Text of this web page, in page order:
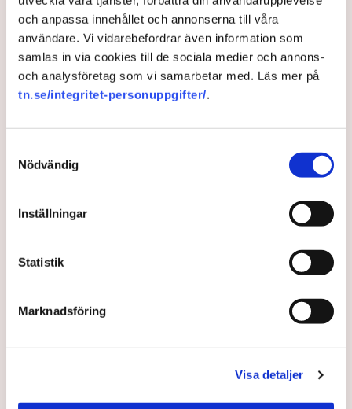
och anpassa innehållet och annonserna till våra
användare. Vi vidarebefordrar även information som
samlas in via cookies till de sociala medier och annons-
och analysföretag som vi samarbetar med. Läs mer på
tn.se/integritet-personuppgifter/.
Nödvändig
Inställningar
Statistik
Marknadsföring
Visa detaljer
Så kan droganvändningen på
arbetsplatserna stoppas – ”Är
så viktigt”
Narkotikaanvändandet ökar kraftigt i både statlig och
privat sektor, och arbetsgivare saknar effektiva
söker jobb. Nu kräver Svenskt Näringsliv och
Arbetsgivarverket att politikerna snabbt agerar för
att göra det lättare att drogtesta och